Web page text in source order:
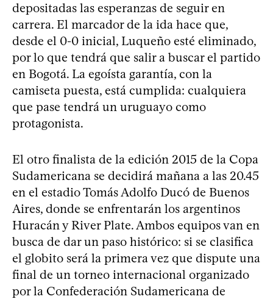
depositadas las esperanzas de seguir en
carrera. El marcador de la ida hace que,
desde el 0-0 inicial, Luqueño esté eliminado,
por lo que tendrá que salir a buscar el partido
en Bogotá. La egoísta garantía, con la
camiseta puesta, está cumplida: cualquiera
que pase tendrá un uruguayo como
protagonista.
El otro finalista de la edición 2015 de la Copa
Sudamericana se decidirá mañana a las 20.45
en el estadio Tomás Adolfo Ducó de Buenos
Aires, donde se enfrentarán los argentinos
Huracán y River Plate. Ambos equipos van en
busca de dar un paso histórico: si se clasifica
el globito será la primera vez que dispute una
final de un torneo internacional organizado
por la Confederación Sudamericana de